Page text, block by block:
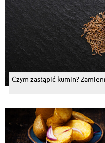
Czym zastąpić kumin?